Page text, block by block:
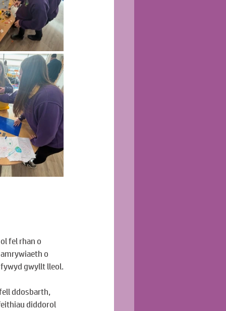
fel rhan o
o
gwyllt lleol.
ddosbarth,
diddorol